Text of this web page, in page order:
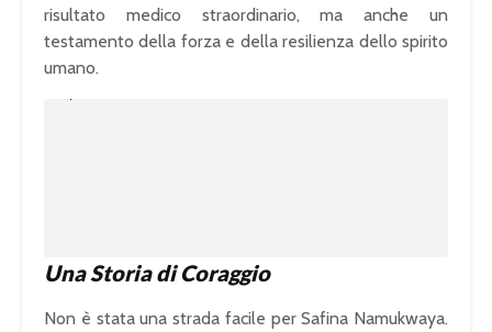
risultato medico straordinario, ma anche un
testamento della forza e della resilienza dello spirito
umano.
Una Storia di Coraggio
Non è stata una strada facile per Safina Namukwaya.